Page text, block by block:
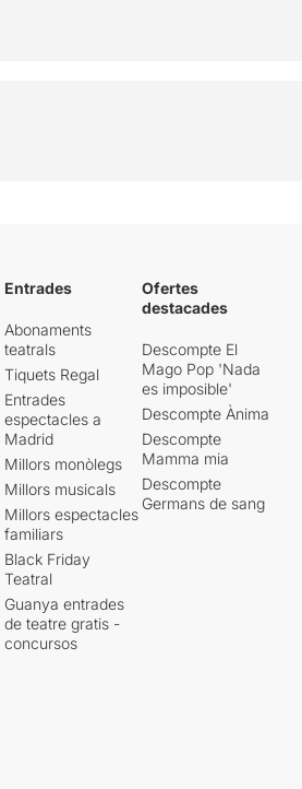
Entrades
Abonaments
teatrals
Tiquets Regal
Entrades
espectacles a
Madrid
Millors monòlegs
Millors musicals
Millors espectacles
familiars
Black Friday
Teatral
Guanya entrades
de teatre gratis -
concursos
Ofertes
destacades
Descompte El
Mago Pop 'Nada
es imposible'
Descompte Ànima
Descompte
Mamma mia
Descompte
Germans de sang